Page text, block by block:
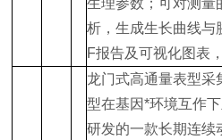
生理参数；可对测量
析，生成生长曲线与
F报告及可视化图表
龙门式高通量表型采
型在基因*环境互作
研发的一款长期连续